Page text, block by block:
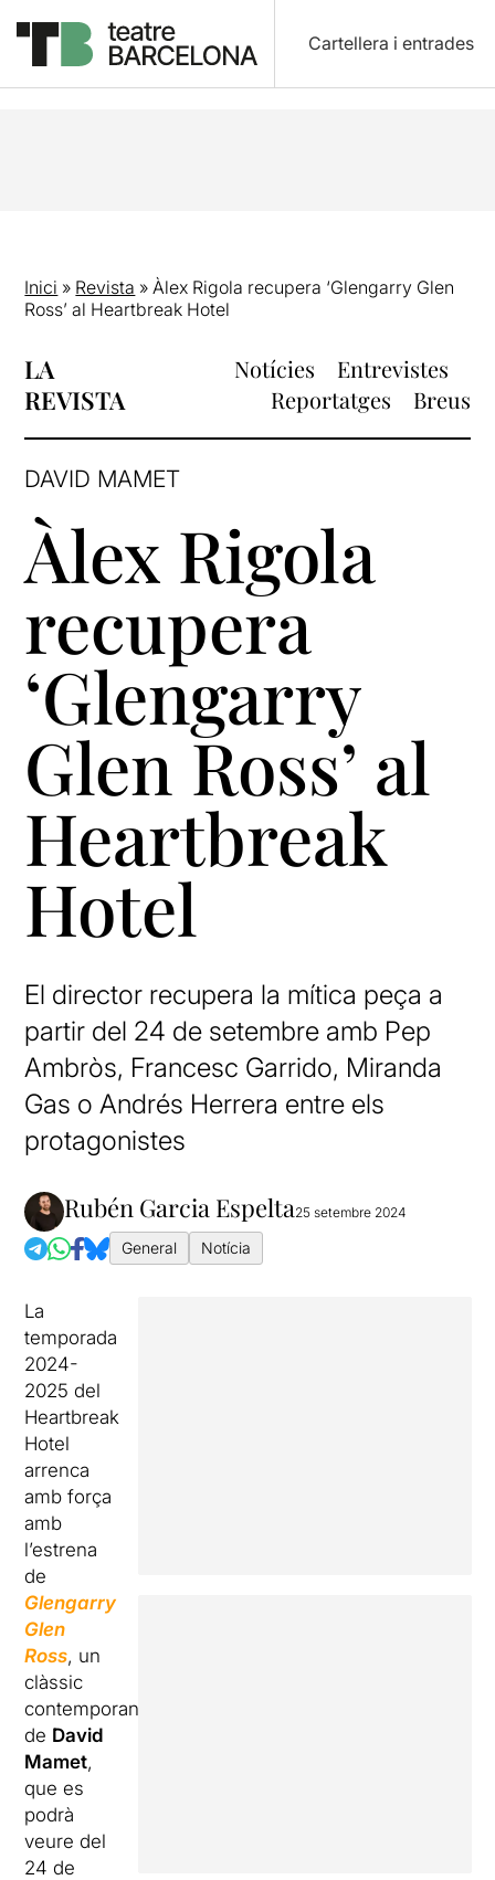
Cartellera i entrades
Inici » Revista »Àlex Rigola recupera ‘Glengarry Glen
Ross’ al Heartbreak Hotel
LA
REVISTA
Notícies
Entrevistes
Reportatges
Breus
DAVID MAMET
Àlex Rigola
recupera
‘Glengarry
Glen Ross’ al
Heartbreak
Hotel
El director recupera la mítica peça a
partir del 24 de setembre amb Pep
Ambròs, Francesc Garrido, Miranda
Gas o Andrés Herrera entre els
protagonistes
Rubén Garcia Espelta25 setembre 2024
General Notícia
La
temporada
2024-
2025 del
Heartbreak
Hotel
arrenca
amb força
amb
l’estrena
de
Glengarry
Glen
Ross, un
clàssic
contemporani
de David
Mamet,
que es
podrà
veure del
24 de